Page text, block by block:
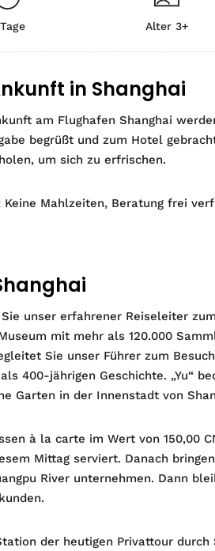
Alter 3+
in Shanghai
am Flughafen Shanghai
begrüßt und zum Hotel
um sich zu erfrischen.
Keine Mahlzeiten, Beratung frei
unser erfahrener Reiseleiter
mit mehr als 120.000
Sie unser Führer zum
400-jährigen Geschichte. „Yu“
Garten in der Innenstadt von
à la carte im Wert von 150,00
Mittag serviert. Danach
River unternehmen. Dann
der heutigen Privattour